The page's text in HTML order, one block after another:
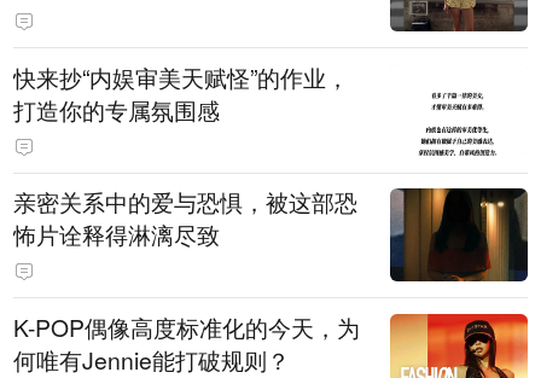
快来抄“内娱审美天赋怪”的作业，
打造你的专属氛围感
亲密关系中的爱与恐惧，被这部恐
怖片诠释得淋漓尽致
K-POP偶像高度标准化的今天，为
何唯有Jennie能打破规则？